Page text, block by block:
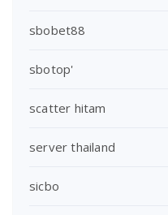
sbobet88
sbotop'
scatter hitam
server thailand
sicbo